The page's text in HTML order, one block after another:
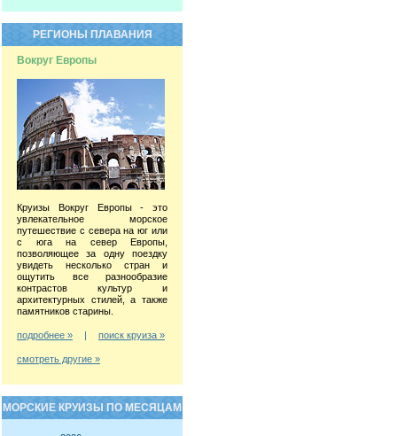
РЕГИОНЫ ПЛАВАНИЯ
Вокруг Европы
Круизы Вокруг Европы - это
увлекательное морское
путешествие с севера на юг или
с юга на север Европы,
позволяющее за одну поездку
увидеть несколько стран и
ощутить все разнообразие
контрастов культур и
архитектурных стилей, а также
памятников старины.
подробнее » | поиск круиза »
смотреть другие »
МОРСКИЕ КРУИЗЫ ПО МЕСЯЦАМ